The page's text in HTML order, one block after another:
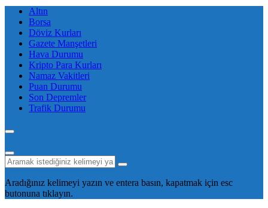
Altın
Borsa
Döviz Kurları
Gazete Manşetleri
Hava Durumu
Kripto Para Kurları
Namaz Vakitleri
Puan Durumu
Son Depremler
Trafik Durumu
Aradığınız kelimeyi yazın ve entera basın, kapatmak için esc
butonuna tıklayın.